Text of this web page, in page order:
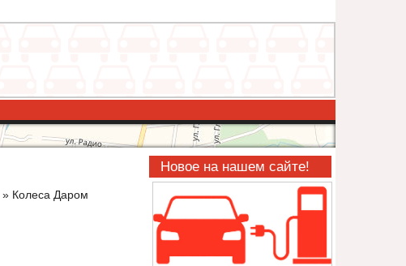
» Колеса Даром
Новое на нашем сайте!